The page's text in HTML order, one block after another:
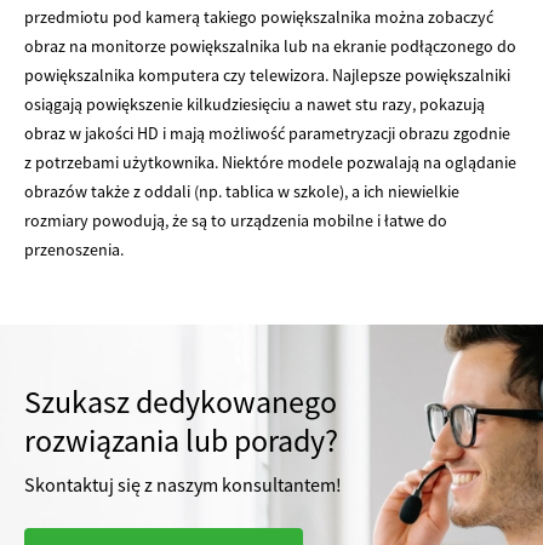
przedmiotu pod kamerą takiego powiększalnika można zobaczyć
obraz na monitorze powiększalnika lub na ekranie podłączonego do
powiększalnika komputera czy telewizora. Najlepsze powiększalniki
osiągają powiększenie kilkudziesięciu a nawet stu razy, pokazują
obraz w jakości HD i mają możliwość parametryzacji obrazu zgodnie
z potrzebami użytkownika. Niektóre modele pozwalają na oglądanie
obrazów także z oddali (np. tablica w szkole), a ich niewielkie
rozmiary powodują, że są to urządzenia mobilne i łatwe do
przenoszenia.
Szukasz dedykowanego
rozwiązania lub porady?
Skontaktuj się z naszym konsultantem!